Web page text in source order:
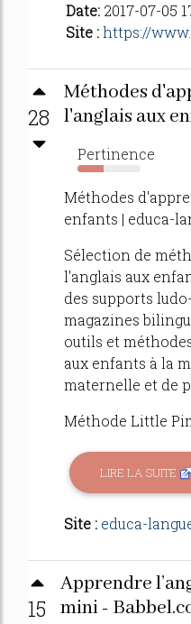
Date: 2017-07-05
Site :https://
28
Méthodes
l'anglais aux
Pertinence
41%
Méthodes
enfants | educa-
Sélection de
l'anglais aux
des supports
magazines
outils et
aux enfants à la
maternelle et de
Méthode Little
LIRE LA SUITE
Site : educa-
15
Apprendre
mini -